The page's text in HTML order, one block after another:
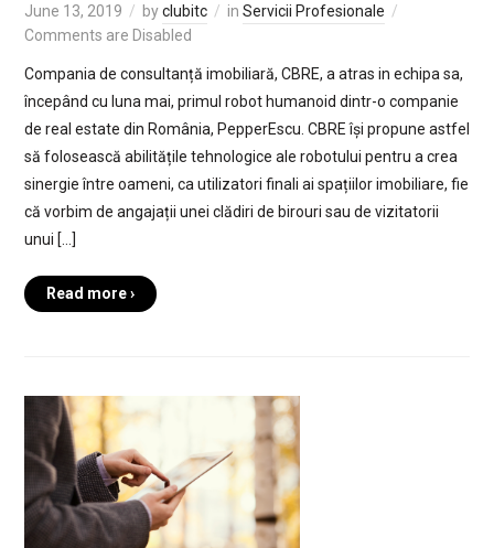
June 13, 2019 byclubitc in Servicii Profesionale
Comments are Disabled
Compania de consultanță imobiliară, CBRE, a atras in echipa sa,
începând cu luna mai, primul robot humanoid dintr-o companie
de real estate din România, PepperEscu. CBRE își propune astfel
să folosească abilitățile tehnologice ale robotului pentru a crea
sinergie între oameni, ca utilizatori finali ai spațiilor imobiliare, fie
că vorbim de angajații unei clădiri de birouri sau de vizitatorii
unui […]
Read more ›